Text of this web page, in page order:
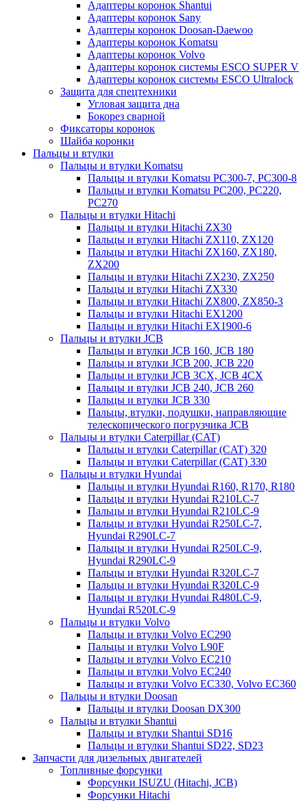
Адаптеры коронок Shantui
Адаптеры коронок Sany
Адаптеры коронок Doosan-Daewoo
Адаптеры коронок Komatsu
Адаптеры коронок Volvo
Адаптеры коронок системы ESCO SUPER V
Адаптеры коронок системы ESCO Ultralock
Защита для спецтехники
Угловая защита дна
Бокорез сварной
Фиксаторы коронок
Шайба коронки
Пальцы и втулки
Пальцы и втулки Komatsu
Пальцы и втулки Komatsu PC300-7, PC300-8
Пальцы и втулки Komatsu PC200, PC220,
PC270
Пальцы и втулки Hitachi
Пальцы и втулки Hitachi ZX30
Пальцы и втулки Hitachi ZX110, ZX120
Пальцы и втулки Hitachi ZX160, ZX180,
ZX200
Пальцы и втулки Hitachi ZX230, ZX250
Пальцы и втулки Hitachi ZX330
Пальцы и втулки Hitachi ZX800, ZX850-3
Пальцы и втулки Hitachi EX1200
Пальцы и втулки Hitachi EX1900-6
Пальцы и втулки JCB
Пальцы и втулки JCB 160, JCB 180
Пальцы и втулки JCB 200, JCB 220
Пальцы и втулки JCB 3CX, JCB 4CX
Пальцы и втулки JCB 240, JCB 260
Пальцы и втулки JCB 330
Пальцы, втулки, подушки, направляющие
телескопического погрузчика JCB
Пальцы и втулки Caterpillar (CAT)
Пальцы и втулки Caterpillar (CAT) 320
Пальцы и втулки Caterpillar (CAT) 330
Пальцы и втулки Hyundai
Пальцы и втулки Hyundai R160, R170, R180
Пальцы и втулки Hyundai R210LC-7
Пальцы и втулки Hyundai R210LC-9
Пальцы и втулки Hyundai R250LC-7,
Hyundai R290LC-7
Пальцы и втулки Hyundai R250LC-9,
Hyundai R290LC-9
Пальцы и втулки Hyundai R320LC-7
Пальцы и втулки Hyundai R320LC-9
Пальцы и втулки Hyundai R480LC-9,
Hyundai R520LC-9
Пальцы и втулки Volvo
Пальцы и втулки Volvo EC290
Пальцы и втулки Volvo L90F
Пальцы и втулки Volvo EC210
Пальцы и втулки Volvo EC240
Пальцы и втулки Volvo EC330, Volvo EC360
Пальцы и втулки Doosan
Пальцы и втулки Doosan DX300
Пальцы и втулки Shantui
Пальцы и втулки Shantui SD16
Пальцы и втулки Shantui SD22, SD23
Запчасти для дизельных двигателей
Топливные форсунки
Форсунки ISUZU (Hitachi, JCB)
Форсунки Hitachi